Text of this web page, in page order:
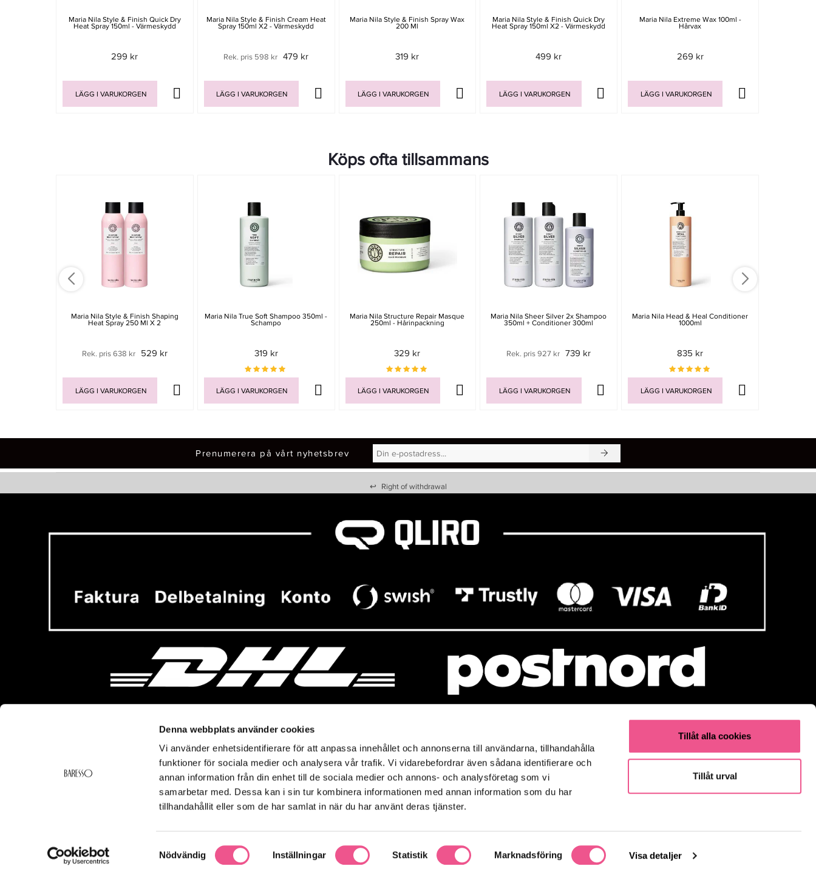
Denna webbplats använder cookies
Vi använder enhetsidentifierare för att anpassa innehållet och annonserna till användarna, tillhandahålla
funktioner för sociala medier och analysera vår trafik. Vi vidarebefordrar även sådana identifierare och
annan information från din enhet till de sociala medier och annons- och analysföretag som vi
samarbetar med. Dessa kan i sin tur kombinera informationen med annan information som du har
tillhandahållit eller som de har samlat in när du har använt deras tjänster.
Samtyckesval
Nödvändig Inställningar Statistik Marknadsföring Visa detaljer
Tillåt alla cookies
Tillåt urval
Maria Nila Style & Finish Quick Dry
Heat Spray 150ml - Värmeskydd
299 kr
LÄGG I VARUKORGEN
Maria Nila Style & Finish Cream Heat
Spray 150ml X2 - Värmeskydd
Rek. pris 598 kr 479 kr
LÄGG I VARUKORGEN
Maria Nila Style & Finish Spray Wax
200 Ml
319 kr
LÄGG I VARUKORGEN
Maria Nila Style & Finish Quick Dry
Heat Spray 150ml X2 - Värmeskydd
499 kr
LÄGG I VARUKORGEN
Maria Nila Extreme Wax 100ml -
Hårvax
269 kr
LÄGG I VARUKORGEN
Köps ofta tillsammans
Maria Nila Style & Finish Shaping
Heat Spray 250 Ml X 2
Rek. pris 638 kr 529 kr
LÄGG I VARUKORGEN
Maria Nila True Soft Shampoo 350ml -
Schampo
319 kr
LÄGG I VARUKORGEN
Maria Nila Structure Repair Masque
250ml - Hårinpackning
329 kr
LÄGG I VARUKORGEN
Maria Nila Sheer Silver 2x Shampoo
350ml + Conditioner 300ml
Rek. pris 927 kr 739 kr
LÄGG I VARUKORGEN
Maria Nila Head & Heal Conditioner
1000ml
835 kr
LÄGG I VARUKORGEN
Prenumerera på vårt nyhetsbrev
↩ Right of withdrawal
Kontakt
Om Baresso
Baresso Magasin
Om Baresso.se
Cookiepolicy
Smspolicy
Mitt Baresso
Baresso Family
Mitt konto
Ändra cookieinställningar
Populärt
Parfym
Fynda